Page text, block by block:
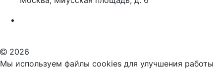
2026
Мы используем файлы cookies для улучшения работы